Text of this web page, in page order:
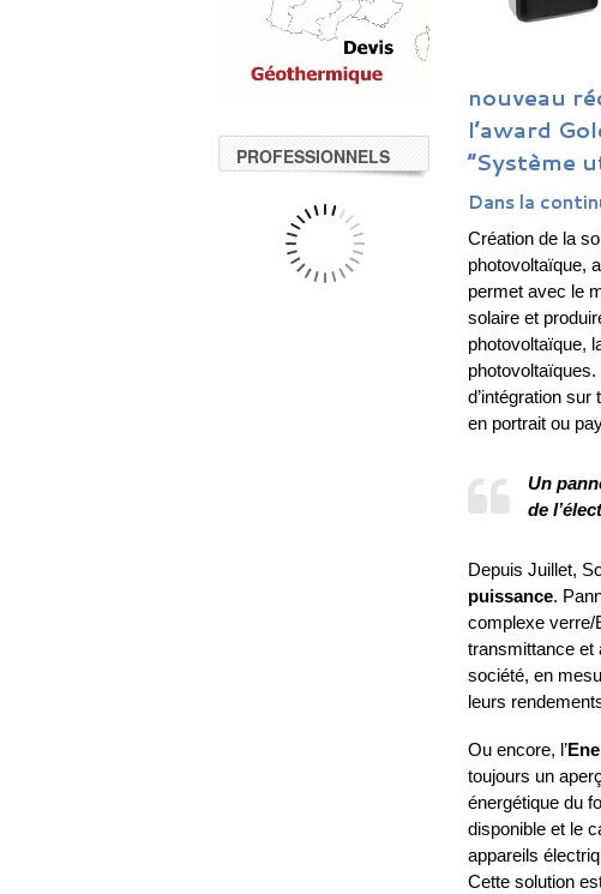
nouveau
l’award
“Système
Dans la
Création de la
photovoltaïque,
permet avec le
solaire et
photovoltaïque,
d’intégration
en portrait ou
Un
de
Depuis Juillet,
puissance.
complexe verre/
transmittance et
société, en
leurs
Ou encore, l’
toujours un
énergétique du
disponible et le
appareils
Cette solution
PROFESSIONNELS